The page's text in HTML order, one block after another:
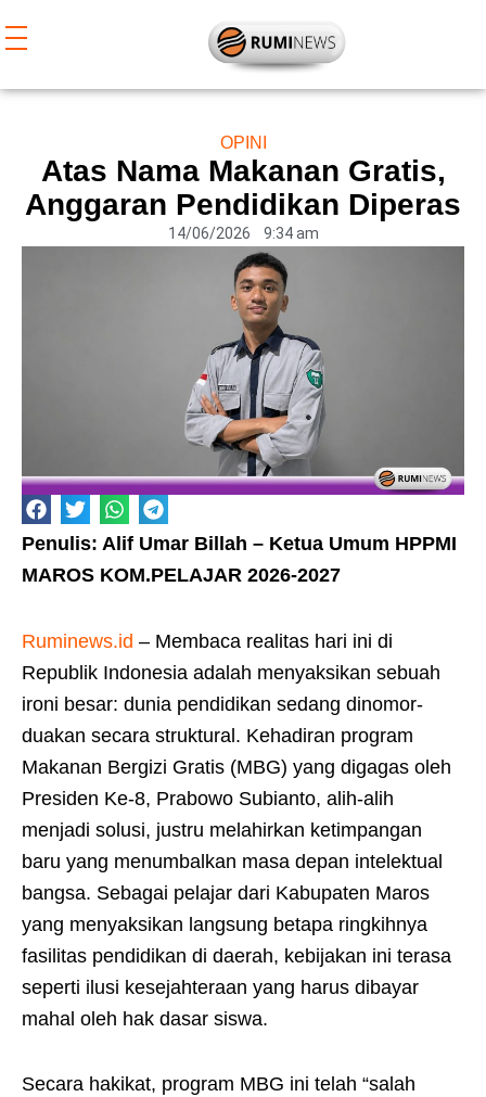
ke
OPINI
Atas Nama Makanan Gratis,
Anggaran Pendidikan Diperas
14/06/2026 9:34 am
Penulis: Alif Umar Billah – Ketua Umum HPPMI
MAROS KOM.PELAJAR 2026-2027
Ruminews.id – Membaca realitas hari ini di
Republik Indonesia adalah menyaksikan sebuah
ironi besar: dunia pendidikan sedang dinomor-
duakan secara struktural. Kehadiran program
Makanan Bergizi Gratis (MBG) yang digagas oleh
Presiden Ke-8, Prabowo Subianto, alih-alih
menjadi solusi, justru melahirkan ketimpangan
baru yang menumbalkan masa depan intelektual
bangsa. Sebagai pelajar dari Kabupaten Maros
yang menyaksikan langsung betapa ringkihnya
fasilitas pendidikan di daerah, kebijakan ini terasa
seperti ilusi kesejahteraan yang harus dibayar
mahal oleh hak dasar siswa.
Secara hakikat, program MBG ini telah “salah